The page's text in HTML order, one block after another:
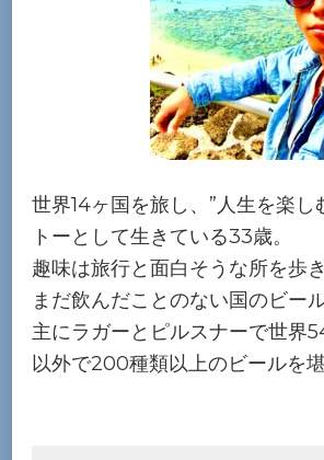
世界14ヶ国を旅し、”人生を楽し
トーとして生きている33歳。
趣味は旅行と面白そうな所を歩
まだ飲んだことのない国のビー
主にラガーとピルスナーで世界
以外で200種類以上のビールを堪